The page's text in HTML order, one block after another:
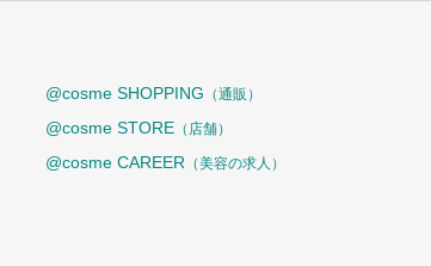
@cosme SHOPPING （通販）
@cosme STORE （店舗）
@cosme CAREER （美容の求人）